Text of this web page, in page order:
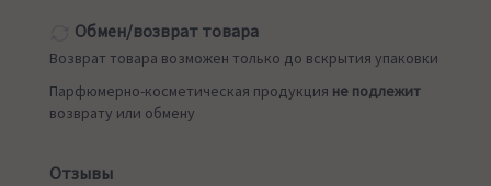
Обмен/возврат товара
Возврат товара возможен только до вскрытия упаковки
Парфюмерно-косметическая продукция не подлежит
возврату или обмену
Отзывы